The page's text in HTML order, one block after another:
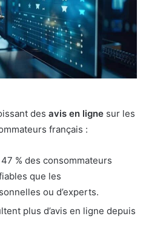
des avis en ligne sur les
français :
47 % des consommateurs
que les
ou d’experts.
plus d’avis en ligne depuis